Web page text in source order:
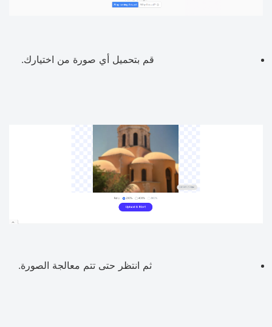
قم بتحميل أي صورة من اختيارك.
ثم انتظر حتى تتم معالجة الصورة.